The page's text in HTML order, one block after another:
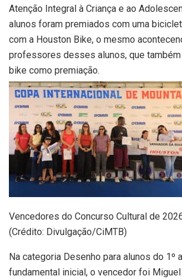
Atenção Integral à Criança e ao
alunos foram premiados com uma
com a Houston Bike, o mesmo
professores desses alunos, que também
bike como premiação.
Vencedores do Concurso Cultural de
(Crédito: Divulgação/CiMTB)
Na categoria Desenho para alunos do 1º
fundamental inicial, o vencedor foi